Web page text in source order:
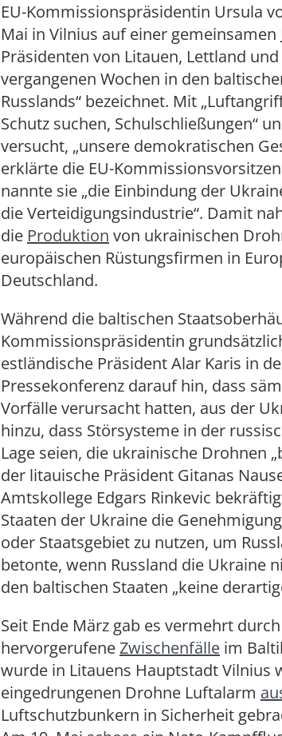
EU-Kommissionspräsidentin Ursula
Mai in Vilnius auf einer gemeinsamen
Präsidenten von Litauen, Lettland
vergangenen Wochen in den
Russlands“ bezeichnet. Mit
Schutz suchen, Schulschließungen“
versucht, „unsere demokratischen
erklärte die EU-
nannte sie „die Einbindung der
die Verteidigungsindustrie“. Damit
die Produktion von ukrainischen
europäischen Rüstungsfirmen in
Deutschland.
Während die baltischen
Kommissionspräsidentin
estländische Präsident Alar Karis in
Pressekonferenz darauf hin, dass
Vorfälle verursacht hatten, aus der
hinzu, dass Störsysteme in der
Lage seien, die ukrainische Drohnen
der litauische Präsident Gitanas
Amtskollege Edgars Rinkevic
Staaten der Ukraine die
oder Staatsgebiet zu nutzen, um
betonte, wenn Russland die Ukraine
den baltischen Staaten „keine
Seit Ende März gab es vermehrt
hervorgerufeneZwischenfälle im
wurde in Litauens Hauptstadt Vilnius
eingedrungenen Drohne Luftalarm
Luftschutzbunkern in Sicherheit